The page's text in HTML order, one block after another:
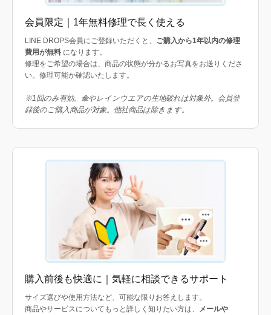
会員限定｜1年無料修理で長く使える
LINE DROPS会員にご登録いただくと、 ご購入から1年以内の修理
費用が無料 になります。
修理をご希望の場合は、商品の状態が分かるお写真をお送りくださ
い。修理可能か確認いたします。
※1回のみ有効。傘やレインウエアの生地破れは対象外。会員登
録後のご購入商品が対象。他社商品は除きます。
購入前後も快適に｜気軽に相談できるサポート
サイズ選びや使用方法など、可能な限りお答えします。
商品やサービスについてもっと詳しく知りたい方は、 メールや